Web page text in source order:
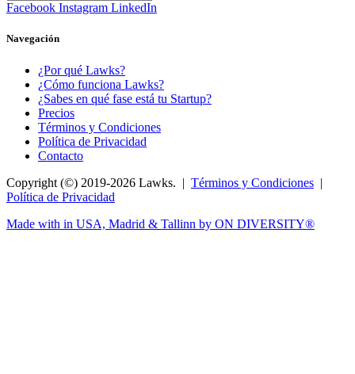
Facebook Instagram LinkedIn
Navegación
¿Por qué Lawks?
¿Cómo funciona Lawks?
¿Sabes en qué fase está tu Startup?
Precios
Términos y Condiciones
Política de Privacidad
Contacto
Copyright (©) 2019-2026 Lawks. | Términos y Condiciones |
Política de Privacidad
Made with in USA, Madrid & Tallinn by ON DIVERSITY®